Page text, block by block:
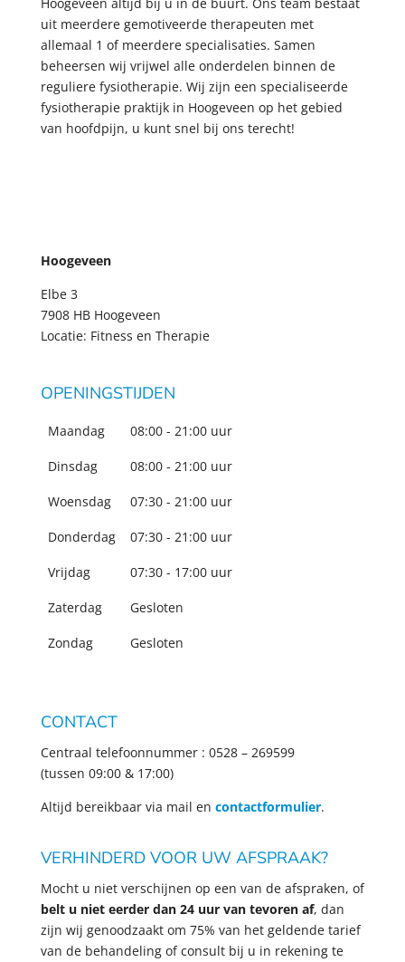
uit meerdere gemotiveerde therapeuten met
allemaal 1 of meerdere specialisaties. Samen
beheersen wij vrijwel alle onderdelen binnen de
reguliere fysiotherapie. Wij zijn een specialiseerde
fysiotherapie praktijk in Hoogeveen op het gebied
van hoofdpijn, u kunt snel bij ons terecht!
Hoogeveen
Elbe 3
7908 HB Hoogeveen
Locatie: Fitness en Therapie
OPENINGSTIJDEN
Maandag 08:00 - 21:00 uur
Dinsdag 08:00 - 21:00 uur
Woensdag 07:30 - 21:00 uur
Donderdag 07:30 - 21:00 uur
Vrijdag 07:30 - 17:00 uur
Zaterdag Gesloten
Zondag Gesloten
CONTACT
Centraal telefoonnummer : 0528 – 269599
(tussen 09:00 & 17:00)
Altijd bereikbaar via mail en contactformulier.
VERHINDERD VOOR UW AFSPRAAK?
Mocht u niet verschijnen op een van de afspraken, of
belt u niet eerder dan 24 uur van tevoren af, dan
zijn wij genoodzaakt om 75% van het geldende tarief
van de behandeling of consult bij u in rekening te